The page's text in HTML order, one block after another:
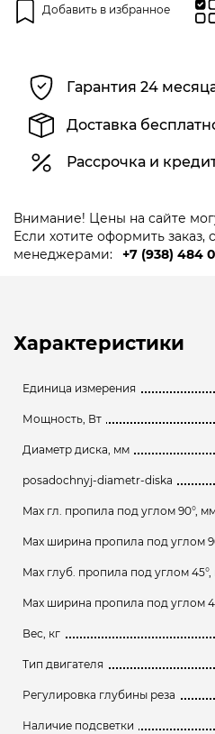
Добавить в избранное
Гарантия 24
Доставка
Рассрочка и
Внимание! Цены на сайте
Если хотите оформить
менеджерами:
+7 (938) 484
Характеристики
Единица измерения
Мощность, Вт
Диаметр диска, мм
posadochnyj-diametr-diska
Max гл. пропила под углом 90°,
Max ширина пропила под углом
Max глуб. пропила под углом
Max ширина пропила под углом
Вес, кг
Тип двигателя
Регулировка глубины реза
Наличие подсветки